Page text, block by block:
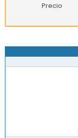
Precio